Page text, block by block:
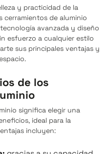
y practicidad de la
cerramientos de aluminio
avanzada y diseño
esfuerzo a cualquier estilo
sus principales ventajas y
de los
significa elegir una
ideal para la
incluyen: